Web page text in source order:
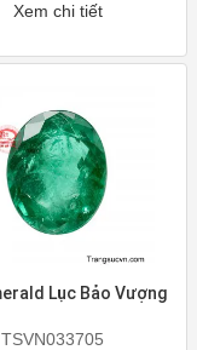
Xem chi tiết
Lục Bảo Vượng